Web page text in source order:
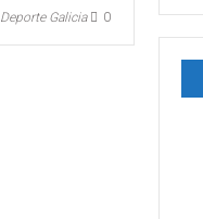
Deporte Galicia 0